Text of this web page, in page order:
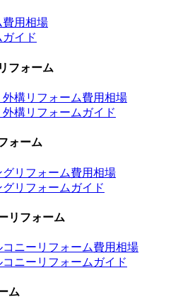
費用相場
イド
フォーム
構リフォーム費用相場
構リフォームガイド
ォーム
リフォーム費用相場
リフォームガイド
リフォーム
ニーリフォーム費用相場
ニーリフォームガイド
ム